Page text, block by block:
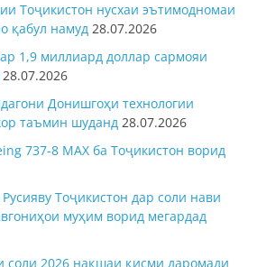
Тоҷикистон нусхаи эътимодномаи
қабул намуд 28.07.2026
1,9 миллиард доллар сармояи
28.07.2026
Донишгоҳи технологии
таъмин шуданд 28.07.2026
737-8 MAX ба Тоҷикистон ворид
Тоҷикистон дар соли нави
муҳим ворид мегардад
2026 нақшаи қисми даромади